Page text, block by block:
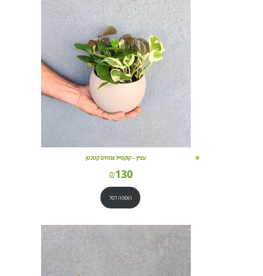
עציץ – קוקטייל צמחים קטנטן
₪130
הוספה לסל